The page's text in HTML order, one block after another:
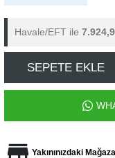
Havale/EFT ile
SEPETE EKLE
Yakınınızdaki